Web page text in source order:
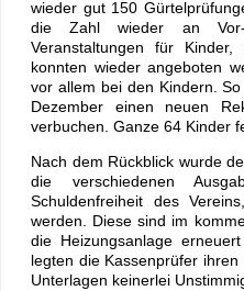
wieder gut 150
die Zahl wieder an Vor-
Veranstaltungen für Kinder,
konnten wieder angeboten
vor allem bei den Kindern.
Dezember einen neuen
verbuchen. Ganze 64 Kinder
Nach dem Rückblick wurde
die verschiedenen
Schuldenfreiheit des
werden. Diese sind im
die Heizungsanlage
legten die Kassenprüfer
Unterlagen keinerlei